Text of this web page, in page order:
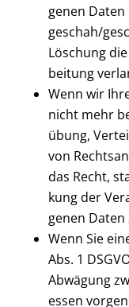
ge­nen
geschah/
Löschung
bei­tung
Wenn wir
nicht mehr
übung,
von
das Recht,
kung der
ge­nen
Wenn Sie
Abs. 1
Abwä­gung
es­sen